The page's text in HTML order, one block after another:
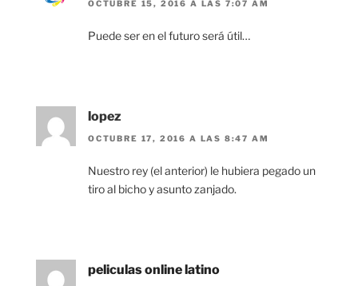
OCTUBRE 15, 2016 A LAS 7:07 AM
Puede ser en el futuro será útil…
lopez
OCTUBRE 17, 2016 A LAS 8:47 AM
Nuestro rey (el anterior) le hubiera pegado un
tiro al bicho y asunto zanjado.
peliculas online latino